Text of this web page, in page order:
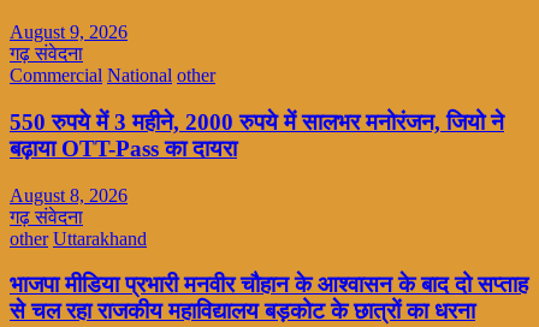
August 9, 2026
गढ़ संवेदना
Commercial National other
550 रुपये में 3 महीने, 2000 रुपये में सालभर मनोरंजन, जियो ने
बढ़ाया OTT-Pass का दायरा
August 8, 2026
गढ़ संवेदना
other Uttarakhand
भाजपा मीडिया प्रभारी मनवीर चौहान के आश्वासन के बाद दो सप्ताह
से चल रहा राजकीय महाविद्यालय बड़कोट के छात्रों का धरना